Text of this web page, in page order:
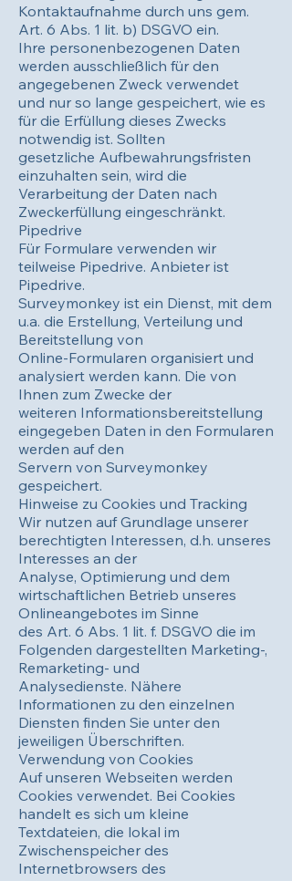
Kontaktaufnahme durch uns gem.
Art. 6 Abs. 1 lit. b) DSGVO ein.
Ihre personenbezogenen Daten
werden ausschließlich für den
angegebenen Zweck verwendet
und nur so lange gespeichert, wie es
für die Erfüllung dieses Zwecks
notwendig ist. Sollten
gesetzliche Aufbewahrungsfristen
einzuhalten sein, wird die
Verarbeitung der Daten nach
Zweckerfüllung eingeschränkt.
Pipedrive
Für Formulare verwenden wir
teilweise Pipedrive. Anbieter ist
Pipedrive.
Surveymonkey ist ein Dienst, mit dem
u.a. die Erstellung, Verteilung und
Bereitstellung von
Online-Formularen organisiert und
analysiert werden kann. Die von
Ihnen zum Zwecke der
weiteren Informationsbereitstellung
eingegeben Daten in den Formularen
werden auf den
Servern von Surveymonkey
gespeichert.
Hinweise zu Cookies und Tracking
Wir nutzen auf Grundlage unserer
berechtigten Interessen, d.h. unseres
Interesses an der
Analyse, Optimierung und dem
wirtschaftlichen Betrieb unseres
Onlineangebotes im Sinne
des Art. 6 Abs. 1 lit. f. DSGVO die im
Folgenden dargestellten Marketing-,
Remarketing- und
Analysedienste. Nähere
Informationen zu den einzelnen
Diensten finden Sie unter den
jeweiligen Überschriften.
Verwendung von Cookies
Auf unseren Webseiten werden
Cookies verwendet. Bei Cookies
handelt es sich um kleine
Textdateien, die lokal im
Zwischenspeicher des
Internetbrowsers des